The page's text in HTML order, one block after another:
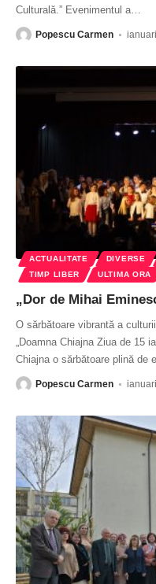
Culturală.” Evenimentul a…
Popescu Carmen
ACTUALITATE DIVERSE
TIMP LIBER
ULTIMA ORA
„Dor de Mihai
O sărbătoare vibrantă a
„Doamna Chiajna Ziua de 15
Chiajna o sărbătoare plină de
Popescu Carmen